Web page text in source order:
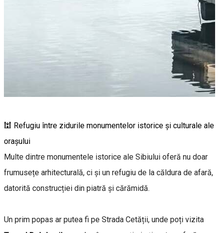
🕍 Refugiu între zidurile monumentelor istorice și culturale ale
orașului
Multe dintre monumentele istorice ale Sibiului oferă nu doar
frumusețe arhitecturală, ci și un refugiu de la căldura de afară,
datorită construcției din piatră și cărămidă.
Un prim popas ar putea fi pe Strada Cetății, unde poți vizita